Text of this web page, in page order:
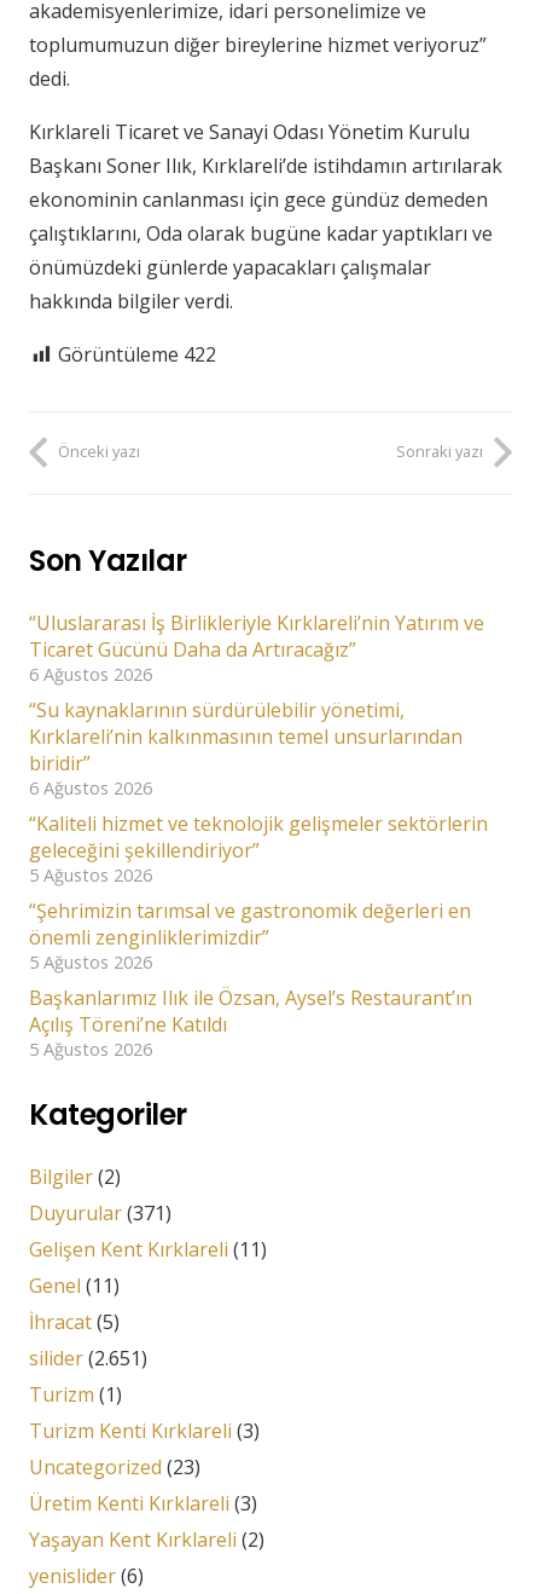
akademisyenlerimize, idari personelimize ve
toplumumuzun diğer bireylerine hizmet veriyoruz”
dedi.
Kırklareli Ticaret ve Sanayi Odası Yönetim Kurulu
Başkanı Soner Ilık, Kırklareli’de istihdamın artırılarak
ekonominin canlanması için gece gündüz demeden
çalıştıklarını, Oda olarak bugüne kadar yaptıkları ve
önümüzdeki günlerde yapacakları çalışmalar
hakkında bilgiler verdi.
Görüntüleme 422
Önceki yazı Sonraki yazı
Son Yazılar
“Uluslararası İş Birlikleriyle Kırklareli’nin Yatırım ve
Ticaret Gücünü Daha da Artıracağız”
6 Ağustos 2026
“Su kaynaklarının sürdürülebilir yönetimi,
Kırklareli’nin kalkınmasının temel unsurlarından
biridir”
6 Ağustos 2026
“Kaliteli hizmet ve teknolojik gelişmeler sektörlerin
geleceğini şekillendiriyor”
5 Ağustos 2026
“Şehrimizin tarımsal ve gastronomik değerleri en
önemli zenginliklerimizdir”
5 Ağustos 2026
Başkanlarımız Ilık ile Özsan, Aysel’s Restaurant’ın
Açılış Töreni’ne Katıldı
5 Ağustos 2026
Kategoriler
Bilgiler(2)
Duyurular(371)
Gelişen Kent Kırklareli (11)
Genel (11)
İhracat(5)
silider(2.651)
Turizm (1)
Turizm Kenti Kırklareli (3)
Uncategorized (23)
Üretim Kenti Kırklareli (3)
Yaşayan Kent Kırklareli (2)
yenislider(6)